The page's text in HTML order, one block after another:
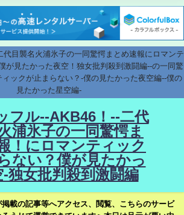
代目襲名火浦氷子の一同驚愕まとめ速報にロマンテ
が見たかった夜空！独女批判殺到激闘編--の一同驚
ックが止まらない？-僕の見たかった夜空編--僕の
見たかった星空編-
フル--AKB46！--二代
浦氷子の一同驚愕ま
！にロマンティック
ない？僕が見たかっ
-独女批判殺到激闘編
載の記事等へアクセス、閲覧、こちらのサービ